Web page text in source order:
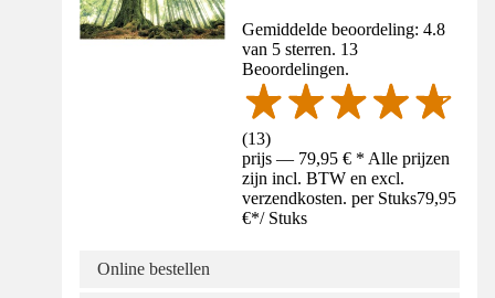
Gemiddelde beoordeling: 4.8
van 5 sterren. 13
Beoordelingen.
(13)
prijs — 79,95 € * Alle prijzen
zijn incl. BTW en excl.
verzendkosten. per Stuks79,95
€*/ Stuks
Online bestellen